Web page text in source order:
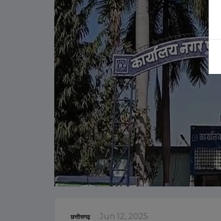
छत्तीसगढ़ Jun 12, 2025